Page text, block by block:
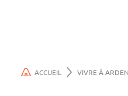
ACCUEIL VIVRE À